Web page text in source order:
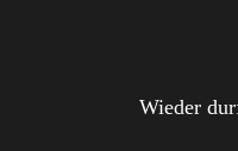
Wieder